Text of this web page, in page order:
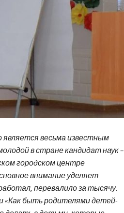
является весьма известным
в стране кандидат наук –
городском центре
внимание уделяет
перевалило за тысячу.
«Как быть родителями детей-